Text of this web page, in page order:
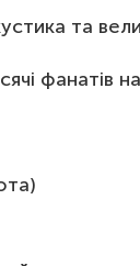
та
фанатів